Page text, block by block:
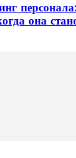
она